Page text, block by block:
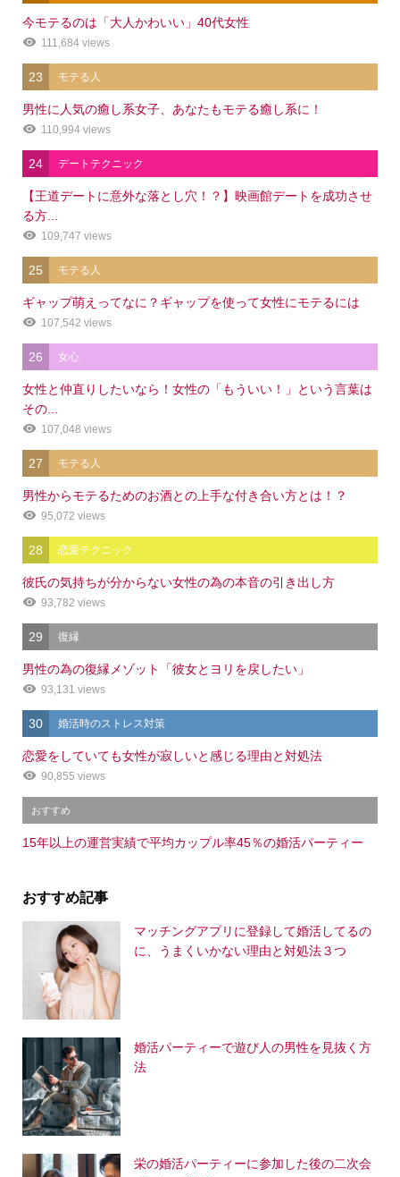
今モテるのは「大人かわいい」40代女性
111,684 views
23 モテる人
男性に人気の癒し系女子、あなたもモテる癒し系に！
110,994 views
24 デートテクニック
【王道デートに意外な落とし穴！？】映画館デートを成功させ
る方...
109,747 views
25 モテる人
ギャップ萌えってなに？ギャップを使って女性にモテるには
107,542 views
26 女心
女性と仲直りしたいなら！女性の「もういい！」という言葉は
その...
107,048 views
27 モテる人
男性からモテるためのお酒との上手な付き合い方とは！？
95,072 views
28 恋愛テクニック
彼氏の気持ちが分からない女性の為の本音の引き出し方
93,782 views
29 復縁
男性の為の復縁メゾット「彼女とヨリを戻したい」
93,131 views
30 婚活時のストレス対策
恋愛をしていても女性が寂しいと感じる理由と対処法
90,855 views
おすすめ
15年以上の運営実績で平均カップル率45％の婚活パーティー
おすすめ記事
マッチングアプリに登録して婚活してるの
に、うまくいかない理由と対処法３つ
婚活パーティーで遊び人の男性を見抜く方
法
栄の婚活パーティーに参加した後の二次会